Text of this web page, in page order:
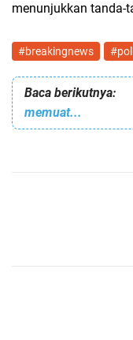
menunjukkan tanda-
#breakingnews
Baca berikutnya:
memuat...